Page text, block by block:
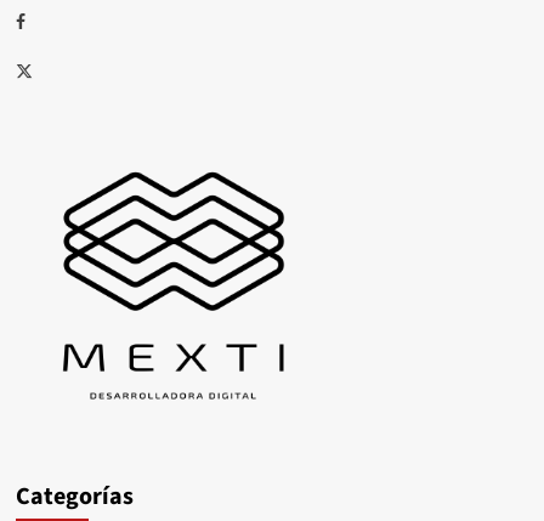
Facebook
X
Categorías